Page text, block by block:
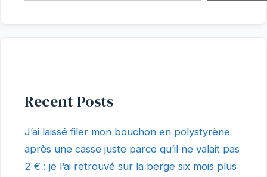
Recent Posts
J’ai laissé filer mon bouchon en polystyrène
après une casse juste parce qu’il ne valait pas
2 € : je l’ai retrouvé sur la berge six mois plus